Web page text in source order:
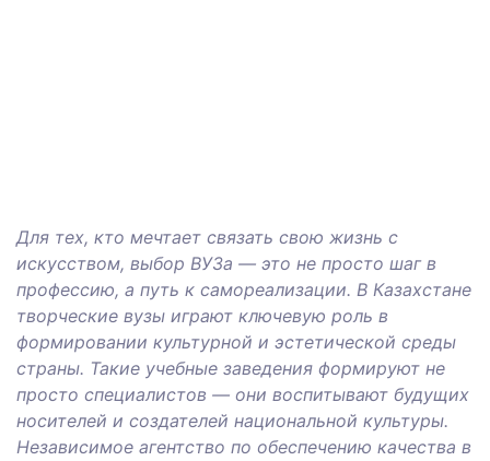
Для тех, кто мечтает связать свою жизнь с
искусством, выбор ВУЗа — это не просто шаг в
профессию, а путь к самореализации. В Казахстане
творческие вузы играют ключевую роль в
формировании культурной и эстетической среды
страны. Такие учебные заведения формируют не
просто специалистов — они воспитывают будущих
носителей и создателей национальной культуры.
Независимое агентство по обеспечению качества в